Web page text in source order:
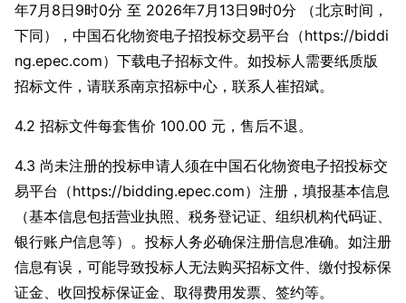
年7月8日9时0分 至 2026年7月13日9时0分 （北京时间，
下同），中国石化物资电子招投标交易平台（https://biddi
ng.epec.com）下载电子招标文件。如投标人需要纸质版
招标文件，请联系南京招标中心，联系人崔招斌。
4.2 招标文件每套售价 100.00 元，售后不退。
4.3 尚未注册的投标申请人须在中国石化物资电子招投标交
易平台（https://bidding.epec.com）注册，填报基本信息
（基本信息包括营业执照、税务登记证、组织机构代码证、
银行账户信息等）。投标人务必确保注册信息准确。如注册
信息有误，可能导致投标人无法购买招标文件、缴付投标保
证金、收回投标保证金、取得费用发票、签约等。